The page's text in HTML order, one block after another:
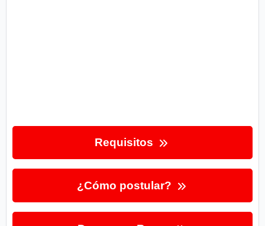
Requisitos
¿Cómo postular?